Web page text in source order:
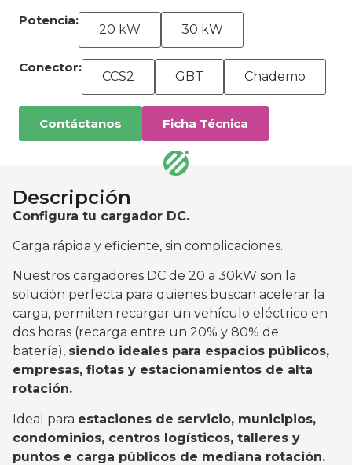
Potencia:
20 kW 30 kW
Conector:
CCS2 GBT Chademo
Contáctanos Ficha Técnica
Descripción
Configura tu cargador DC.
Carga rápida y eficiente, sin complicaciones.
Nuestros cargadores DC de 20 a 30kW son la
solución perfecta para quienes buscan acelerar la
carga, permiten recargar un vehículo eléctrico en
dos horas (recarga entre un 20% y 80% de
batería), siendo ideales para espacios públicos,
empresas, flotas y estacionamientos de alta
rotación.
Ideal para estaciones de servicio, municipios,
condominios, centros logísticos, talleres y
puntos e carga públicos de mediana rotación.